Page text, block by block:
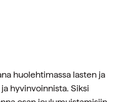
huolehtimassa lasten ja
hyvinvoinnista. Siksi